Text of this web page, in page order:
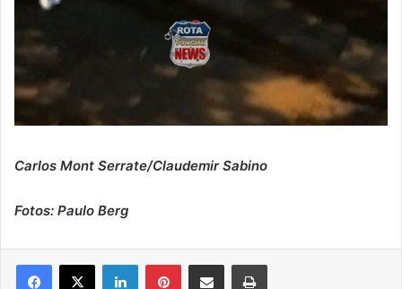
Carlos Mont Serrate/Claudemir Sabino
Fotos: Paulo Berg